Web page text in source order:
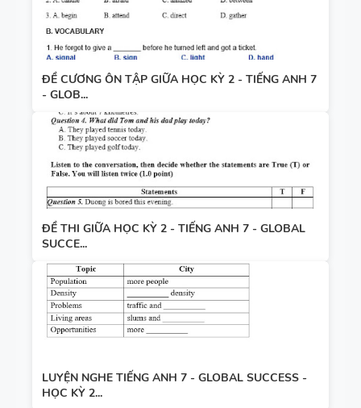
ĐỀ CƯƠNG ÔN TẬP GIỮA HỌC KỲ 2 - TIẾNG ANH 7
- GLOB...
ĐỀ THI GIỮA HỌC KỲ 2 - TIẾNG ANH 7 - GLOBAL
SUCCE...
LUYỆN NGHE TIẾNG ANH 7 - GLOBAL SUCCESS -
HỌC KỲ 2...